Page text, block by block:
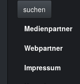
suchen
Menülinks
rechte
Seite
Medienpartner
Webpartner
Impressum